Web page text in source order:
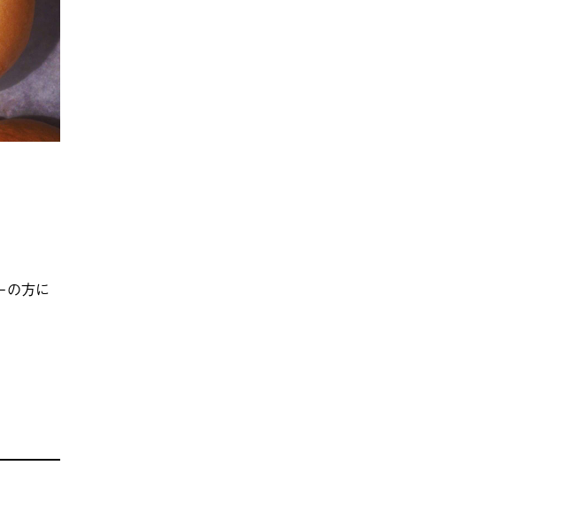
の方に